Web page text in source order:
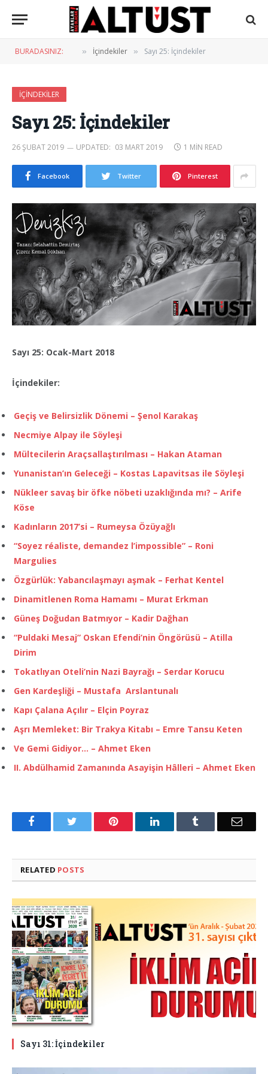
BURADASINIZ: » İçindekiler » Sayı 25: İçindekiler
İÇINDEKILER
Sayı 25: İçindekiler
26 ŞUBAT 2019 UPDATED: 03 MART 2019 1 MIN READ
Facebook Twitter Pinterest
Sayı 25: Ocak-Mart 2018
İçindekiler:
Geçiş ve Belirsizlik Dönemi – Şenol Karakaş
Necmiye Alpay ile Söyleşi
Mültecilerin Araçsallaştırılması – Hakan Ataman
Yunanistan’ın Geleceği – Kostas Lapavitsas ile Söyleşi
Nükleer savaş bir öfke nöbeti uzaklığında mı? – Arife
Köse
Kadınların 2017’si – Rumeysa Özüyağlı
“Soyez réaliste, demandez l’impossible” – Roni
Margulies
Özgürlük: Yabancılaşmayı aşmak – Ferhat Kentel
Dinamitlenen Roma Hamamı – Murat Erkman
Güneş Doğudan Batmıyor – Kadir Dağhan
“Puldaki Mesaj” Oskan Efendi’nin Öngörüsü – Atilla
Dirim
Tokatlıyan Oteli’nin Nazi Bayrağı – Serdar Korucu
Gen Kardeşliği – Mustafa Arslantunalı
Kapı Çalana Açılır – Elçin Poyraz
Aşrı Memleket: Bir Trakya Kitabı – Emre Tansu Keten
Ve Gemi Gidiyor… – Ahmet Eken
II. Abdülhamid Zamanında Asayişin Hâlleri – Ahmet Eken
Facebook Pinterest LinkedIn Email
RELATED POSTS
Sayı 31: İçindekiler